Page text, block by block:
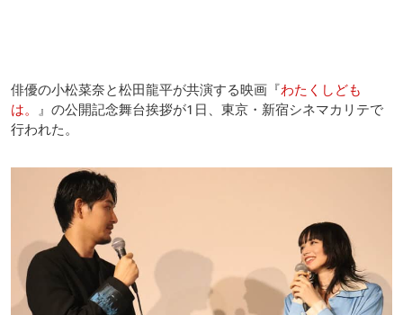
俳優の小松菜奈と松田龍平が共演する映画『わたくしども
は。
』の公開記念舞台挨拶が1日、東京・新宿シネマカリテで
行われた。